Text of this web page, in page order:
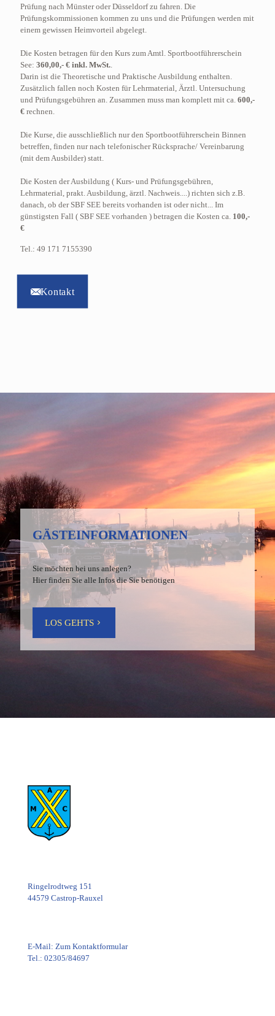
Prüfung nach Münster oder Düsseldorf zu fahren. Die
Prüfungskommissionen kommen zu uns und die Prüfungen werden mit
einem gewissen Heimvorteil abgelegt.
Die Kosten betragen für den Kurs zum Amtl. Sportbootführerschein
See: 360,00,- € inkl. MwSt.
Darin ist die Theoretische und Praktische Ausbildung enthalten.
Zusätzlich fallen noch Kosten für Lehrmaterial, Ärztl. Untersuchung
und Prüfungsgebühren an. Zusammen muss man komplett mit ca. 600,-
€ rechnen.
Die Kurse, die ausschließlich nur den Sportbootführerschein Binnen
betreffen, finden nur nach telefonischer Rücksprache/ Vereinbarung
(mit dem Ausbilder) statt.
Die Kosten der Ausbildung ( Kurs- und Prüfungsgebühren,
Lehrmaterial, prakt. Ausbildung, ärztl. Nachweis....) richten sich z.B.
danach, ob der SBF SEE bereits vorhanden ist oder nicht... Im
günstigsten Fall ( SBF SEE vorhanden ) betragen die Kosten ca. 100,-
€
Tel.: 49 171 7155390
Kontakt
GÄSTEINFORMATIONEN
Sie möchten bei uns anlegen?
Hier finden Sie alle Infos die Sie benötigen
LOS GEHTS
Ringelrodtweg 151
44579 Castrop-Rauxel
E-Mail: Zum Kontaktformular
Tel.: 02305/84697